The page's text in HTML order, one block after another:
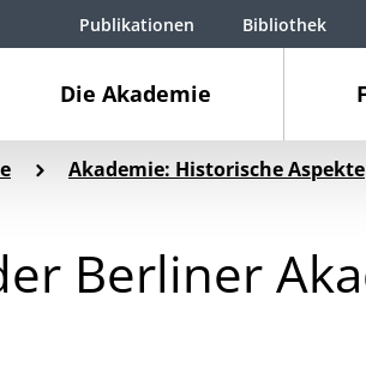
Die Akademie
Publikationen Bibliothek
Akademie: Historische Aspekte
Berliner